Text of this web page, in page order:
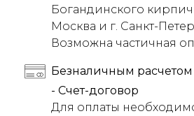
Богандинского
Москва и г. Санкт-
Возможна частичная
Безналичным расчетом
- Счет-договор
Для оплаты